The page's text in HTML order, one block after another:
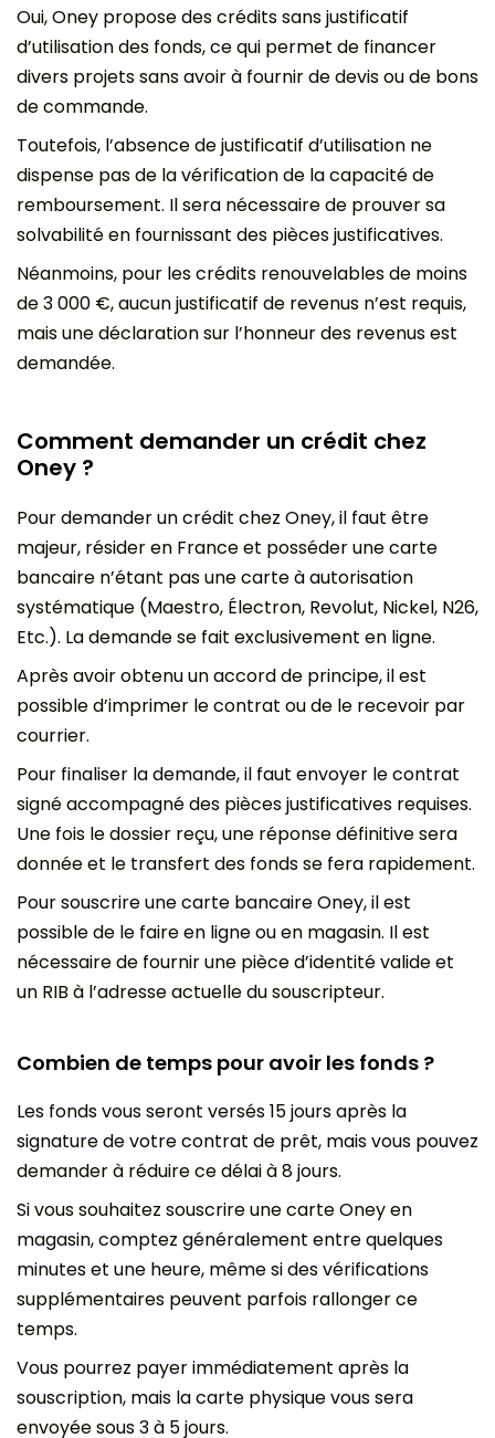
Oui, Oney propose des crédits sans justificatif
d’utilisation des fonds, ce qui permet de financer
divers projets sans avoir à fournir de devis ou de bons
de commande.
Toutefois, l’absence de justificatif d’utilisation ne
dispense pas de la vérification de la capacité de
remboursement. Il sera nécessaire de prouver sa
solvabilité en fournissant des pièces justificatives.
Néanmoins, pour les crédits renouvelables de moins
de 3 000 €, aucun justificatif de revenus n’est requis,
mais une déclaration sur l’honneur des revenus est
demandée.
Comment demander un crédit chez
Oney ?
Pour demander un crédit chez Oney, il faut être
majeur, résider en France et posséder une carte
bancaire n’étant pas une carte à autorisation
systématique (Maestro, Électron, Revolut, Nickel, N26,
Etc.). La demande se fait exclusivement en ligne.
Après avoir obtenu un accord de principe, il est
possible d’imprimer le contrat ou de le recevoir par
courrier.
Pour finaliser la demande, il faut envoyer le contrat
signé accompagné des pièces justificatives requises.
Une fois le dossier reçu, une réponse définitive sera
donnée et le transfert des fonds se fera rapidement.
Pour souscrire une carte bancaire Oney, il est
possible de le faire en ligne ou en magasin. Il est
nécessaire de fournir une pièce d’identité valide et
un RIB à l’adresse actuelle du souscripteur.
Combien de temps pour avoir les fonds ?
Les fonds vous seront versés 15 jours après la
signature de votre contrat de prêt, mais vous pouvez
demander à réduire ce délai à 8 jours.
Si vous souhaitez souscrire une carte Oney en
magasin, comptez généralement entre quelques
minutes et une heure, même si des vérifications
supplémentaires peuvent parfois rallonger ce
temps.
Vous pourrez payer immédiatement après la
souscription, mais la carte physique vous sera
envoyée sous 3 à 5 jours.